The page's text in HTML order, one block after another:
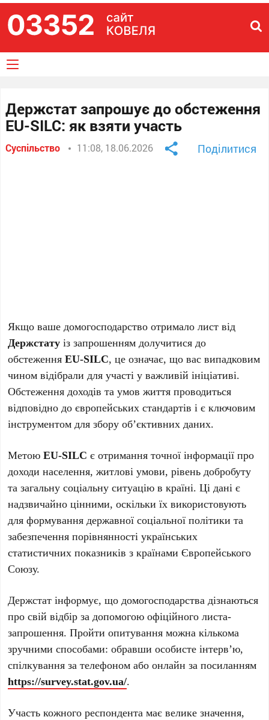
Держстат запрошує до обстеження
EU-SILC: як взяти участь
Суспільство 11:08, 18.06.2026 Поділитися
Якщо ваше домогосподарство отримало лист від
Держстату із запрошенням долучитися до
обстеженняEU-SILC, це означає, що вас випадковим
чином відібрали для участі у важливій ініціативі.
Обстеження доходів та умов життя проводиться
відповідно до європейських стандартів і є ключовим
інструментом для збору об’єктивних даних.
МетоюEU-SILC є отримання точної інформації про
доходи населення, житлові умови, рівень добробуту
та загальну соціальну ситуацію в країні. Ці дані є
надзвичайно цінними, оскільки їх використовують
для формування державної соціальної політики та
забезпечення порівнянності українських
статистичних показників з країнами Європейського
Союзу.
Держстат інформує, що домогосподарства дізнаються
про свій відбір за допомогою офіційного листа-
запрошення. Пройти опитування можна кількома
зручними способами: обравши особисте інтерв’ю,
спілкування за телефоном або онлайн за посиланням
https://survey.stat.gov.ua/.
Участь кожного респондента має велике значення,